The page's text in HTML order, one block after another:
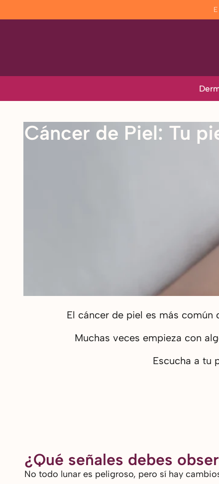
Cáncer de Piel: Tu
El cáncer de piel es más
Muchas veces empieza con
Escucha a tu
¿Qué señales debes
No todo lunar es peligroso, pero sí hay